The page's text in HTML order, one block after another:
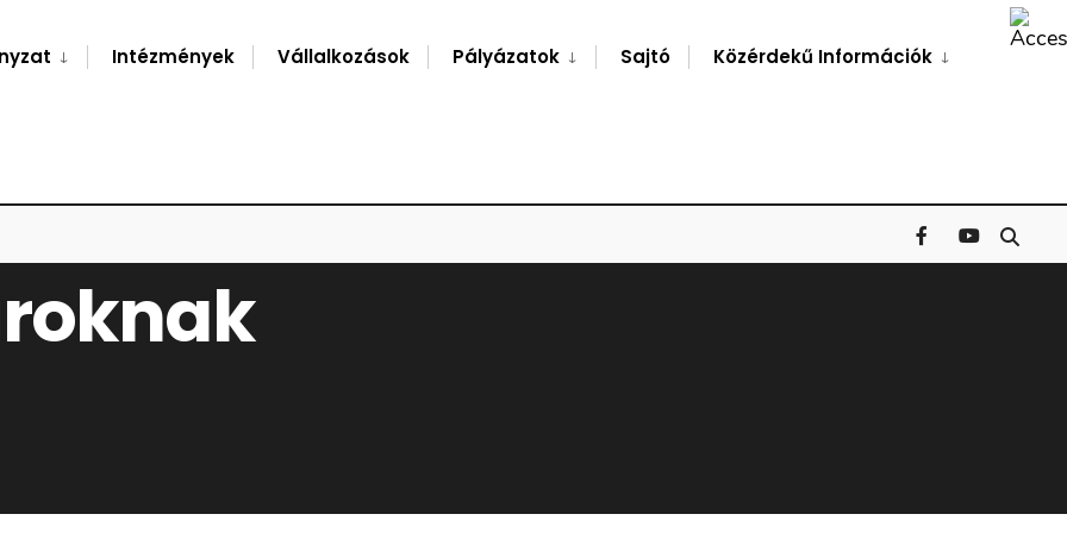
Intézmények Vállalkozások Pályázatok Sajtó Közérdekű Információk
Window